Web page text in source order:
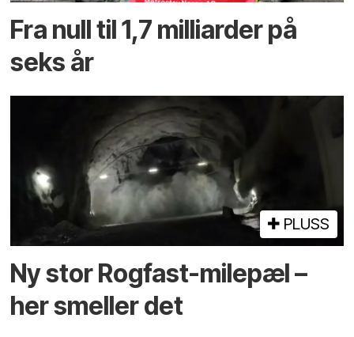
Fra null til 1,7 milliarder på
seks år
PLUSS
Ny stor Rogfast-milepæl –
her smeller det